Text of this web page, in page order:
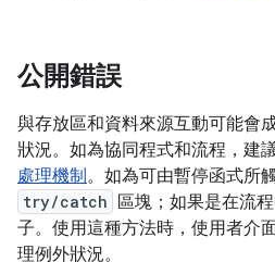
公開錯誤
與存放區和資料來源互動可能會
狀況。如為協同程式和流程，建
處理機制。如為可由暫停函式所
try/catch 區塊；如果是在流
子。使用這種方法時，使用者介
理例外狀況。